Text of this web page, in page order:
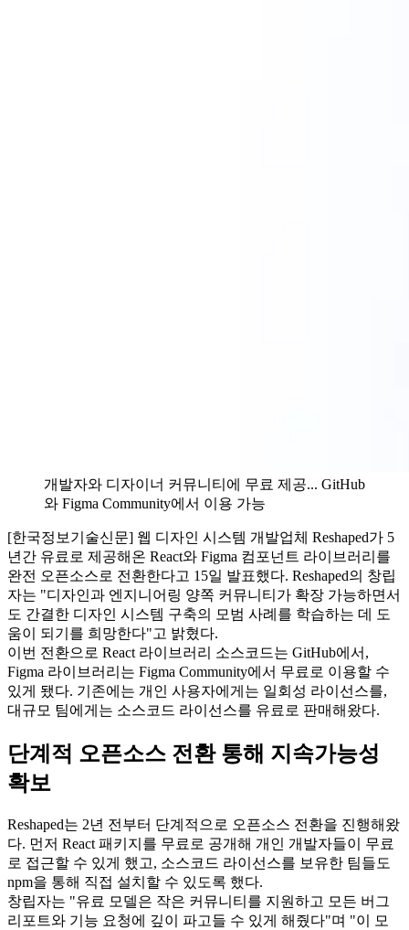
개발자와 디자이너 커뮤니티에 무료 제공... GitHub
와 Figma Community에서 이용 가능
[한국정보기술신문] 웹 디자인 시스템 개발업체 Reshaped가 5
년간 유료로 제공해온 React와 Figma 컴포넌트 라이브러리를
완전 오픈소스로 전환한다고 15일 발표했다. Reshaped의 창립
자는 "디자인과 엔지니어링 양쪽 커뮤니티가 확장 가능하면서
도 간결한 디자인 시스템 구축의 모범 사례를 학습하는 데 도
움이 되기를 희망한다"고 밝혔다.
이번 전환으로 React 라이브러리 소스코드는 GitHub에서,
Figma 라이브러리는 Figma Community에서 무료로 이용할 수
있게 됐다. 기존에는 개인 사용자에게는 일회성 라이선스를,
대규모 팀에게는 소스코드 라이선스를 유료로 판매해왔다.
단계적 오픈소스 전환 통해 지속가능성
확보
Reshaped는 2년 전부터 단계적으로 오픈소스 전환을 진행해왔
다. 먼저 React 패키지를 무료로 공개해 개인 개발자들이 무료
로 접근할 수 있게 했고, 소스코드 라이선스를 보유한 팀들도
npm을 통해 직접 설치할 수 있도록 했다.
창립자는 "유료 모델은 작은 커뮤니티를 지원하고 모든 버그
리포트와 기능 요청에 깊이 파고들 수 있게 해줬다"며 "이 모